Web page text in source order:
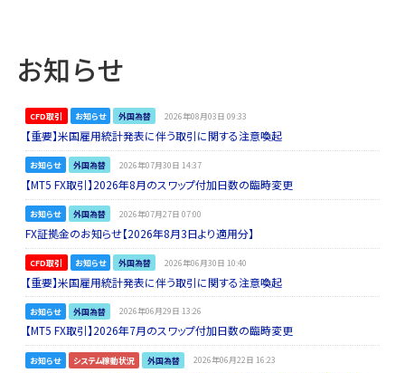
お知らせ
CFD取引 お知らせ 外国為替 2026年08月03日 09:33
【重要】米国雇用統計発表に伴う取引に関する注意喚起
お知らせ 外国為替 2026年07月30日 14:37
【MT5 FX取引】2026年8月のスワップ付加日数の臨時変更
お知らせ 外国為替 2026年07月27日 07:00
FX証拠金のお知らせ【2026年8月3日より適用分】
CFD取引 お知らせ 外国為替 2026年06月30日 10:40
【重要】米国雇用統計発表に伴う取引に関する注意喚起
お知らせ 外国為替 2026年06月29日 13:26
【MT5 FX取引】2026年7月のスワップ付加日数の臨時変更
お知らせ システム稼動状況 外国為替 2026年06月22日 16:23